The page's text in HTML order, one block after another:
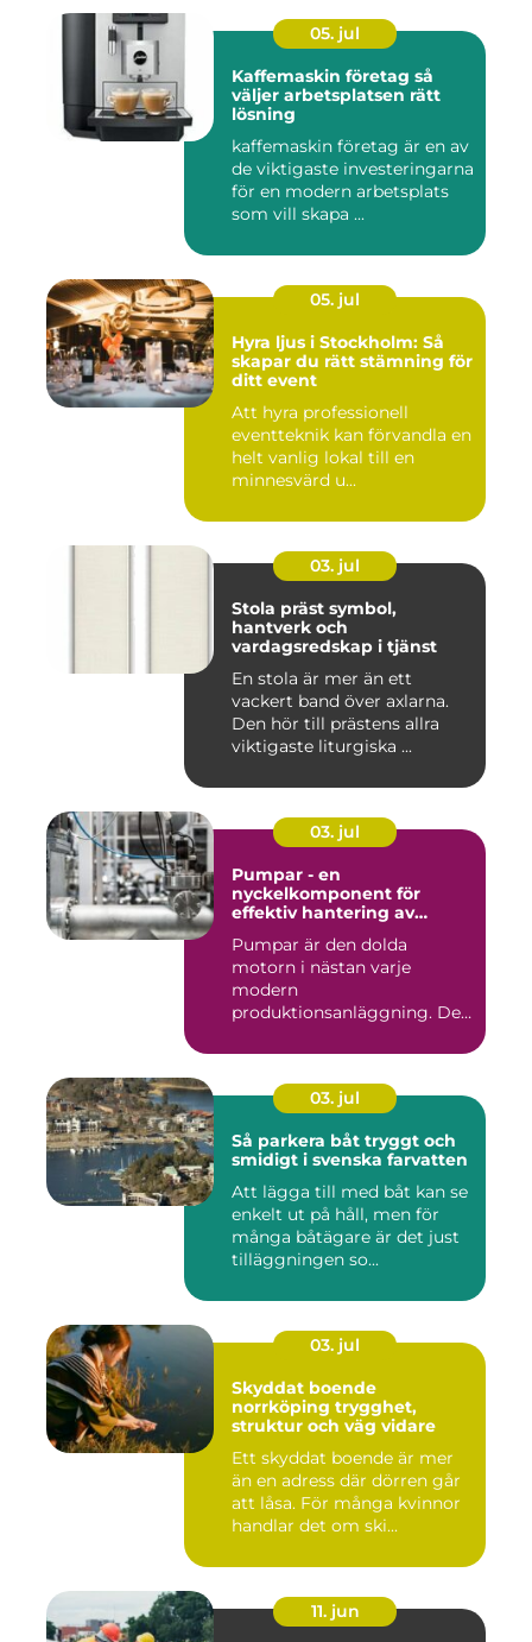
05. jul
Kaffemaskin företag så
väljer arbetsplatsen rätt
lösning
kaffemaskin företag är en av
de viktigaste investeringarna
för en modern arbetsplats
som vill skapa ...
05. jul
Hyra ljus i Stockholm: Så
skapar du rätt stämning för
ditt event
Att hyra professionell
eventteknik kan förvandla en
helt vanlig lokal till en
minnesvärd u...
03. jul
Stola präst symbol,
hantverk och
vardagsredskap i tjänst
En stola är mer än ett
vackert band över axlarna.
Den hör till prästens allra
viktigaste liturgiska ...
03. jul
Pumpar - en
nyckelkomponent för
effektiv hantering av
Pumpar är den dolda
motorn i nästan varje
modern
produktionsanläggning. De
03. jul
Så parkera båt tryggt och
smidigt i svenska farvatten
Att lägga till med båt kan se
enkelt ut på håll, men för
många båtägare är det just
tilläggningen so...
03. jul
Skyddat boende
norrköping trygghet,
struktur och väg vidare
Ett skyddat boende är mer
än en adress där dörren går
att låsa. För många kvinnor
handlar det om ski...
11. jun